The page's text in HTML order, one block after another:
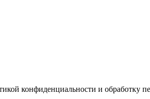
конфиденциальности и обработку